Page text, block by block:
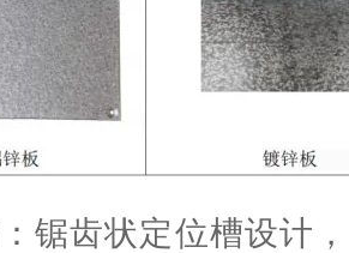
：锯齿状定位槽设计